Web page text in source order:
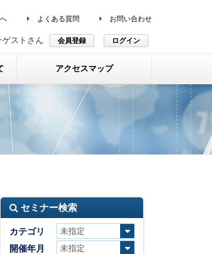
よくある質問 お問い合わせ
ゲストさん 会員登録 ログイン
アクセスマップ
セミナー検索
カテゴリ
開催年月